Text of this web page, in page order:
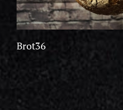
Brot36